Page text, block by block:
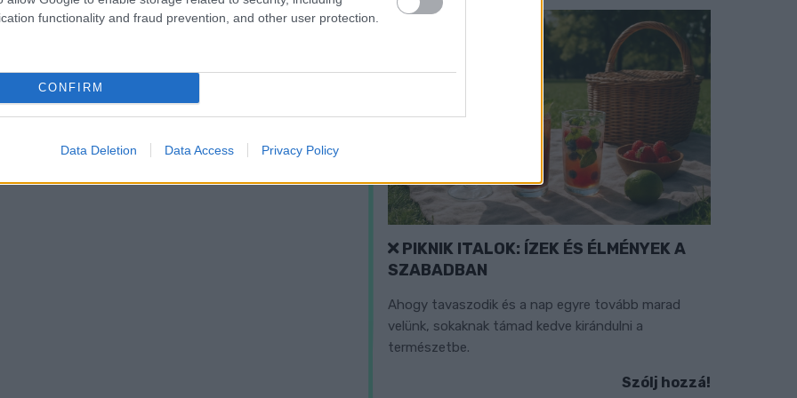
functionality and fraud prevention, and other user protection.
CONFIRM
Data Deletion Data Access Privacy Policy
PIKNIK ITALOK: ÍZEK ÉS ÉLMÉNYEK A
SZABADBAN
Ahogy tavaszodik és a nap egyre tovább marad
velünk, sokaknak támad kedve kirándulni a
természetbe.
Szólj hozzá!